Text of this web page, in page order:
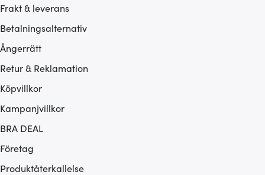
Frakt & leverans
Betalningsalternativ
Ångerrätt
Retur & Reklamation
Köpvillkor
Kampanjvillkor
BRA DEAL
Företag
Produktåterkallelse